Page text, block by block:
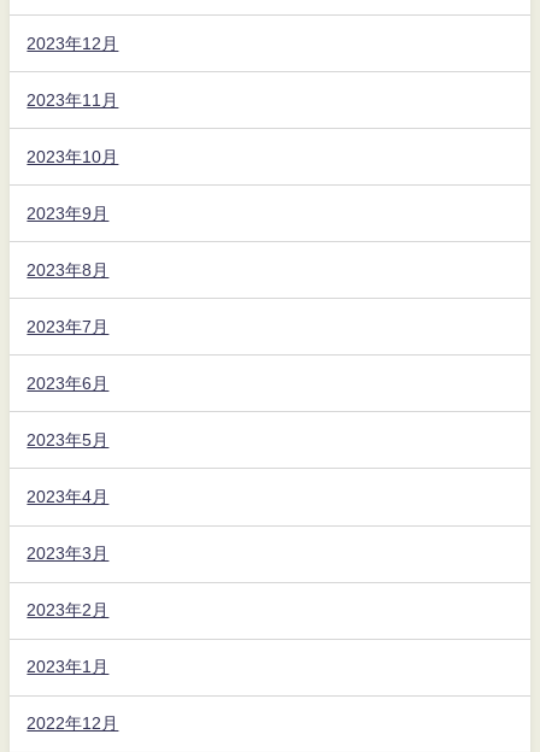
2023年12月
2023年11月
2023年10月
2023年9月
2023年8月
2023年7月
2023年6月
2023年5月
2023年4月
2023年3月
2023年2月
2023年1月
2022年12月